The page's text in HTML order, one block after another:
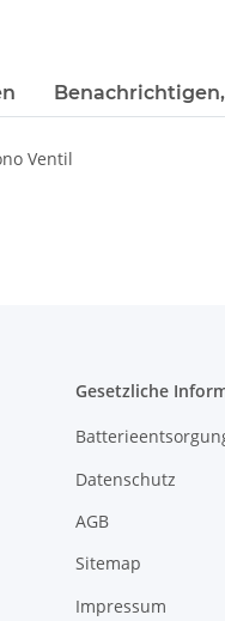
Ventil
Gesetzliche
Datenschutz
AGB
Sitemap
Impressum